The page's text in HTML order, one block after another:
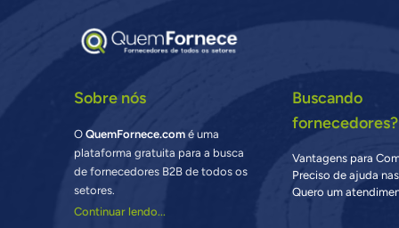
Sobre nós
OQuemFornece.com é uma
plataforma gratuita para a busca
de fornecedores B2B de todos os
setores.
Continuar lendo...
Buscando
fornecedores?
Vantagens para
Preciso de ajuda
Quero um